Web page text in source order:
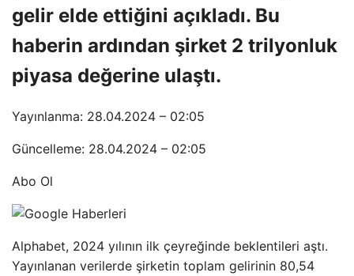
gelir elde ettiğini açıkladı. Bu
haberin ardından şirket 2 trilyonluk
piyasa değerine ulaştı.
Yayınlanma: 28.04.2024 – 02:05
Güncelleme: 28.04.2024 – 02:05
Abo Ol
Alphabet, 2024 yılının ilk çeyreğinde beklentileri aştı.
Yayınlanan verilerde şirketin toplam gelirinin 80,54